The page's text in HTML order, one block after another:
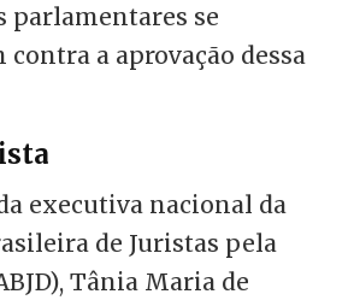
parlamentares se
a aprovação dessa
executiva nacional da
de Juristas pela
Tânia Maria de